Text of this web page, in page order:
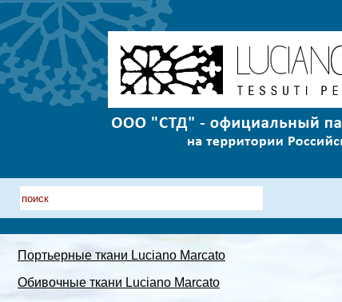
Портьерные ткани Luciano Marcato
Обивочные ткани Luciano Marcato